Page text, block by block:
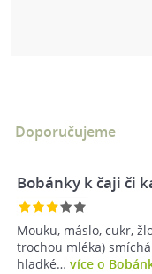
Doporučujeme
Bobánky k čaji či
Mouku, máslo, cukr,
trochou mléka)
hladké… více o